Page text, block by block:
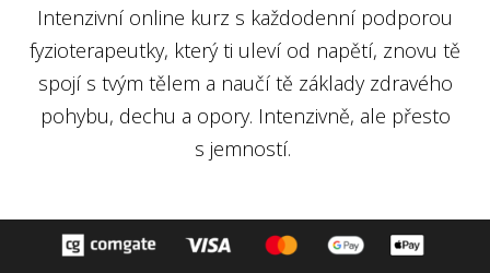
Intenzivní online kurz s každodenní podporou
fyzioterapeutky, který ti uleví od napětí, znovu tě
spojí s tvým tělem a naučí tě základy zdravého
pohybu, dechu a opory. Intenzivně, ale přesto
s jemností.